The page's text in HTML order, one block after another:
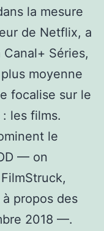
la mesure
de Netflix, a
Séries,
moyenne
focalise sur le
les films.
le
— on
propos des
2018 —.